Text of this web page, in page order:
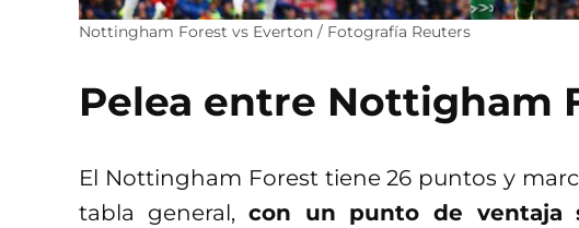
Nottingham Forest vs Everton / Fotografía Reuters
Pelea entre Nottigham
El Nottingham Forest tiene 26 puntos y
tabla general,con un punto de ventaja